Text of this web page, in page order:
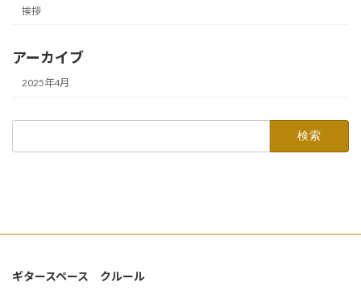
挨拶
アーカイブ
2025年4月
ギタースペース クルール